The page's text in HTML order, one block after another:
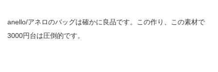
anello/アネロのバッグは確かに良品です。この作り、この素材で
3000円台は圧倒的です。